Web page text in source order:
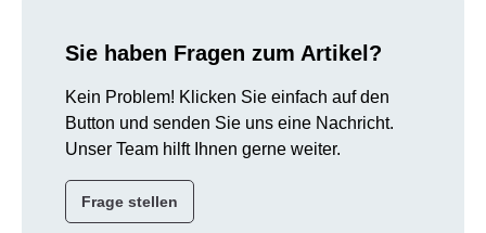
Sie haben Fragen zum Artikel?
Kein Problem! Klicken Sie einfach auf den
Button und senden Sie uns eine Nachricht.
Unser Team hilft Ihnen gerne weiter.
Frage stellen